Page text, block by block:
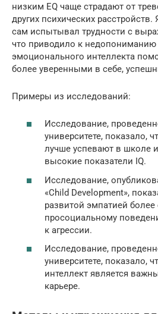
низким EQ чаще страдают от
других психических
сам испытывал трудности с
что приводило к
эмоционального интеллекта
более уверенными в себе,
Примеры из исследований:
Исследование,
университете, показало,
лучше успевают в школе
высокие показатели IQ.
Исследование,
«Child Development»,
развитой эмпатией
просоциальному
к агрессии.
Исследование,
университете, показало,
интеллект является
карьере.